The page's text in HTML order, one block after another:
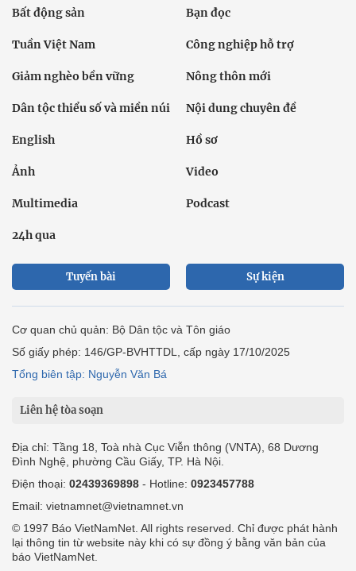
Bất động sản Bạn đọc
Tuần Việt Nam Công nghiệp hỗ trợ
Giảm nghèo bền vững Nông thôn mới
Dân tộc thiểu số và miền núi Nội dung chuyên đề
English Hồ sơ
Ảnh Video
Multimedia Podcast
24h qua
Tuyến bài Sự kiện
Cơ quan chủ quản: Bộ Dân tộc và Tôn giáo
Số giấy phép: 146/GP-BVHTTDL, cấp ngày 17/10/2025
Tổng biên tập: Nguyễn Văn Bá
Liên hệ tòa soạn
Địa chỉ: Tầng 18, Toà nhà Cục Viễn thông (VNTA), 68 Dương
Đình Nghệ, phường Cầu Giấy, TP. Hà Nội.
Điện thoại: 02439369898 - Hotline: 0923457788
Email: vietnamnet@vietnamnet.vn
© 1997 Báo VietNamNet. All rights reserved. Chỉ được phát hành
lại thông tin từ website này khi có sự đồng ý bằng văn bản của
báo VietNamNet.